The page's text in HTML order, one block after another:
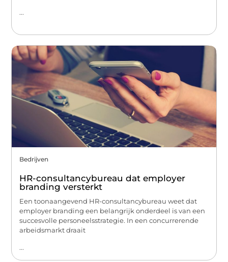
...
Bedrijven
HR-consultancybureau dat employer
branding versterkt
Een toonaangevend HR-consultancybureau weet dat
employer branding een belangrijk onderdeel is van een
succesvolle personeelsstrategie. In een concurrerende
arbeidsmarkt draait
...